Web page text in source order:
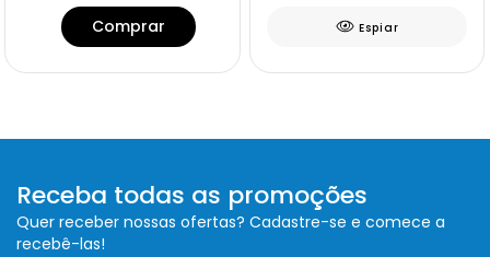
Espiar
Receba todas as promoções
Quer receber nossas ofertas? Cadastre-se e comece a
recebê-las!